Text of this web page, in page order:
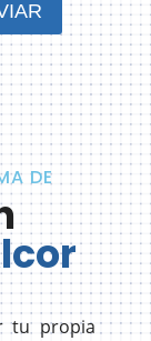
DE
tu propia